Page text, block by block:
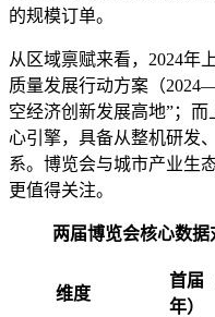
的规模订单。
从区域禀赋来看，2024年
质量发展行动方案（
空经济创新发展高地”；
心引擎，具备从整机研发
系。博览会与城市产业生
更值得关注。
两届博览会核心数据
维度
首届
年）